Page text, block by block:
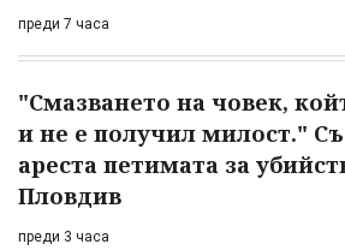
преди 7 часа
"Смазването на човек,
и не е получил милост."
ареста петимата за
Пловдив
преди 3 часа